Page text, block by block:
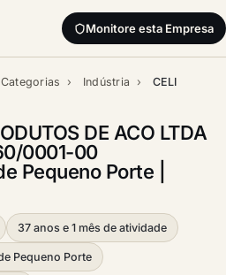
Monitore esta Empresa
Categorias › Indústria ›
CELI
DE ACO LTDA
0001-00
Pequeno Porte |
37 anos e 1 mês de atividade
Pequeno Porte